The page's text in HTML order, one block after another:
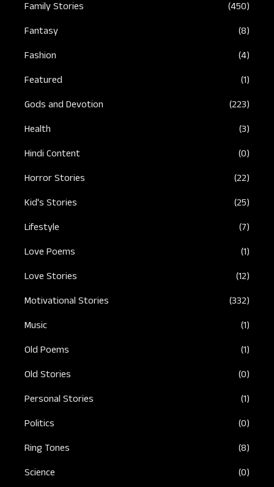
Family Stories
(450)
Fantasy
(8)
Fashion
(4)
Featured
(1)
Gods and Devotion
(223)
Health
(3)
Hindi Content
(0)
Horror Stories
(22)
Kid's Stories
(25)
Lifestyle
(7)
Love Poems
(1)
Love Stories
(12)
Motivational Stories
(332)
Music
(1)
Old Poems
(1)
Old Stories
(0)
Personal Stories
(1)
Politics
(0)
Ring Tones
(8)
Science
(0)